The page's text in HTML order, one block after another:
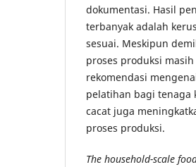
dokumentasi. Hasil
terbanyak adalah
sesuai. Meskipun
proses produksi
rekomendasi
pelatihan bagi tenaga
cacat juga
proses produksi.
The household-scale